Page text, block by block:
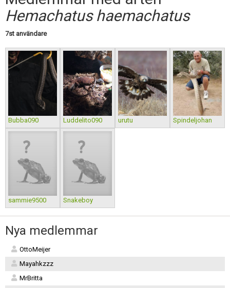
Hemachatus haemachatus
7st användare
Bubba090 Luddelito090 urutu Spindeljohan
sammie9500 Snakeboy
Nya medlemmar
OttoMeijer
Mayahkzzz
MrBritta